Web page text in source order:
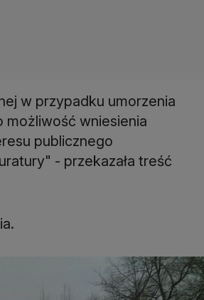
w przypadku umorzenia
możliwość wniesienia
publicznego
- przekazała treść